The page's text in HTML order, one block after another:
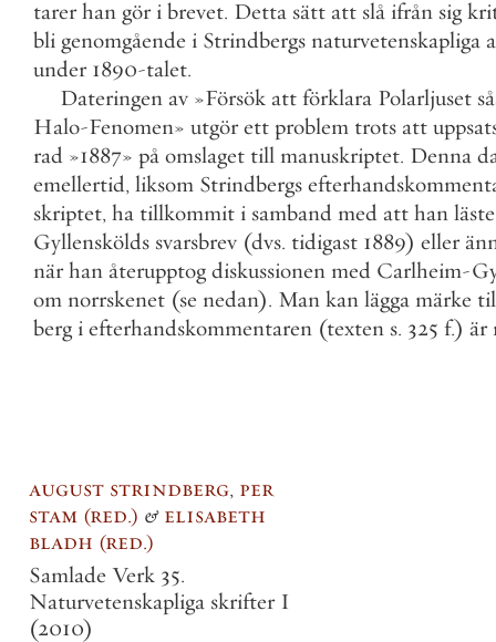
tarer han gör i brevet. Detta sätt att slå ifrån sig
bli genomgående i Strindbergs naturvetenskapliga
under 1890-talet.
Dateringen av »Försök att förklara Polarljuset
Halo-Fenomen» utgör ett problem trots att
rad »1887» på omslaget till manuskriptet. Denna
emellertid, liksom Strindbergs
skriptet, ha tillkommit i samband med att han läste
Gyllenskölds svarsbrev (dvs. tidigast 1889) eller
när han återupptog diskussionen med Carlheim-
om norrskenet (se nedan). Man kan lägga märke
berg i efterhandskommentaren (texten s. 325 f.) är
august strindberg, per
stam red. & elisabeth
bladh red.
Samlade Verk 35.
Naturvetenskapliga skrifter I
(2010)